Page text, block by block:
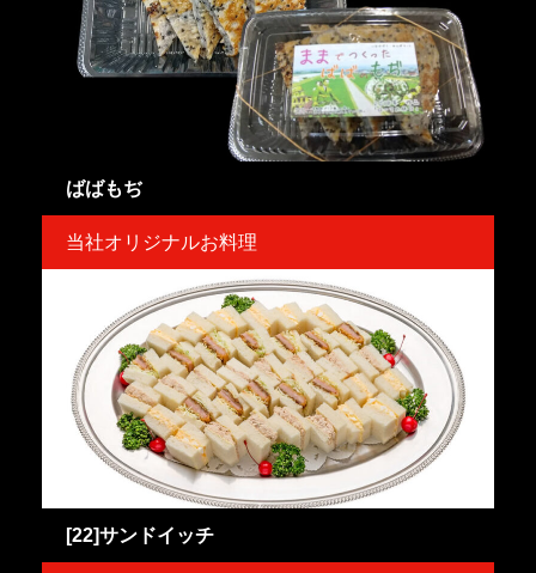
ばばもぢ
当社オリジナルお料理
[22]サンドイッチ